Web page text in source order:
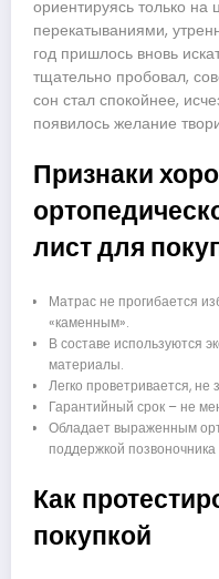
ориентируясь только на
перекатываниями,
год пришлось вновь
тщательно пробовал,
сон стал спокойнее,
появилось желание
Признаки
лист для
Матрас не прогибается
«каменным».
В составе используются
материалы.
Легко проветривается, не
Гарантийный срок – не
Обладает выраженным
поддержкой
Как
покупкой